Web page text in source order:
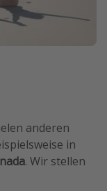
anderen
in
. Wir stellen